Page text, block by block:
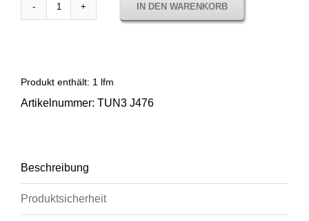
Sunbrella
J476
IN DEN WARENKORB
Produkt enthält: 1 lfm
Artikelnummer: TUN3 J476
Beschreibung
Produktsicherheit